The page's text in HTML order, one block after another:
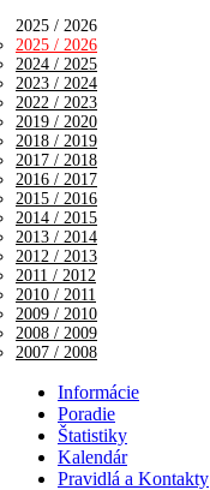
2025 / 2026
2025 / 2026
2024 / 2025
2023 / 2024
2022 / 2023
2019 / 2020
2018 / 2019
2017 / 2018
2016 / 2017
2015 / 2016
2014 / 2015
2013 / 2014
2012 / 2013
2011 / 2012
2010 / 2011
2009 / 2010
2008 / 2009
2007 / 2008
Informácie
Poradie
Štatistiky
Kalendár
Pravidlá a Kontakty